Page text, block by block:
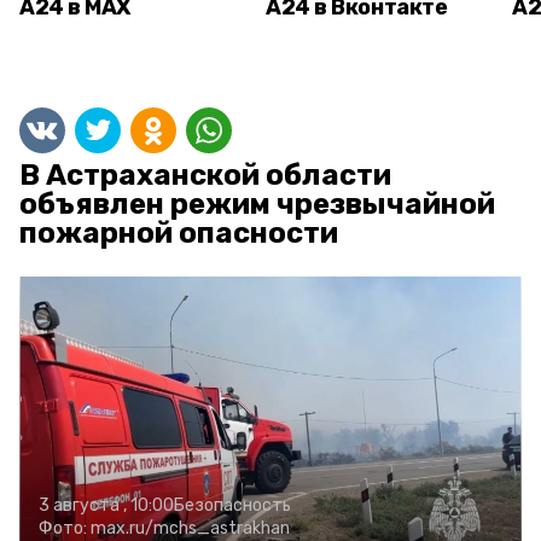
А24 в MAX А24 в Вконтакте
В Астраханской области
объявлен режим чрезвычайной
пожарной опасности
3 августа , 10:00Безопасность
Фото: max.ru/mchs_astrakhan